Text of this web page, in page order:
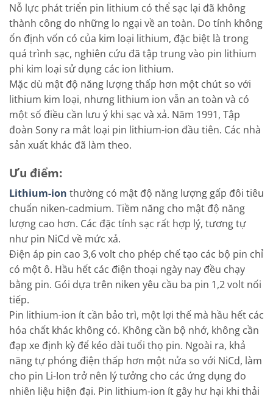
Nỗ lực phát triển pin lithium có thể sạc lại đã không
thành công do những lo ngại về an toàn. Do tính không
ổn định vốn có của kim loại lithium, đặc biệt là trong
quá trình sạc, nghiên cứu đã tập trung vào pin lithium
phi kim loại sử dụng các ion lithium.
Mặc dù mật độ năng lượng thấp hơn một chút so với
lithium kim loại, nhưng lithium ion vẫn an toàn và có
một số điều cần lưu ý khi sạc và xả. Năm 1991, Tập
đoàn Sony ra mắt loại pin lithium-ion đầu tiên. Các nhà
sản xuất khác đã làm theo.
Ưu điểm:
Lithium-ion thường có mật độ năng lượng gấp đôi tiêu
chuẩn niken-cadmium. Tiềm năng cho mật độ năng
lượng cao hơn. Các đặc tính sạc rất hợp lý, tương tự
như pin NiCd về mức xả.
Điện áp pin cao 3,6 volt cho phép chế tạo các bộ pin chỉ
có một ô. Hầu hết các điện thoại ngày nay đều chạy
bằng pin. Gói dựa trên niken yêu cầu ba pin 1,2 volt nối
tiếp.
Pin lithium-ion ít cần bảo trì, một lợi thế mà hầu hết các
hóa chất khác không có. Không cần bộ nhớ, không cần
đạp xe định kỳ để kéo dài tuổi thọ pin. Ngoài ra, khả
năng tự phóng điện thấp hơn một nửa so với NiCd, làm
cho pin Li-Ion trở nên lý tưởng cho các ứng dụng đo
nhiên liệu hiện đại. Pin lithium-ion ít gây hư hại khi thải